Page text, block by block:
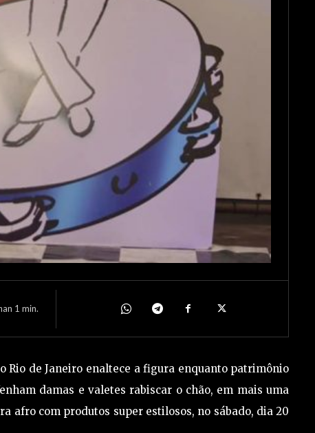
1 min.
Rio de Janeiro enaltece a figura enquanto patrimônio
damas e valetes rabiscar o chão, em mais uma
afro com produtos super estilosos, no sábado, dia 20